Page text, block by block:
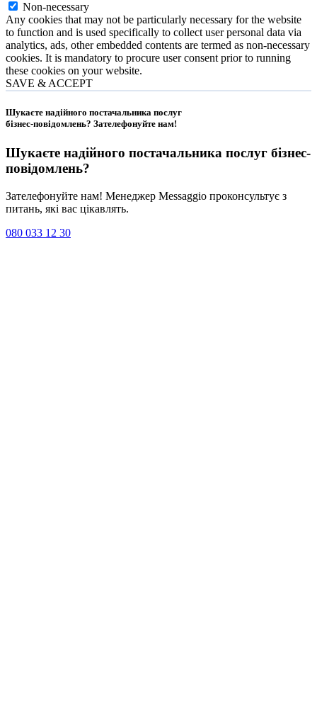
Non-necessary
Any cookies that may not be particularly necessary for the website
to function and is used specifically to collect user personal data via
analytics, ads, other embedded contents are termed as non-necessary
cookies. It is mandatory to procure user consent prior to running
these cookies on your website.
SAVE & ACCEPT
Шукаєте надійного постачальника послуг
бізнес-повідомлень? Зателефонуйте нам!
Шукаєте надійного постачальника послуг бізнес-
повідомлень?
Зателефонуйте нам! Менеджер Messaggio проконсультує з
питань, які вас цікавлять.
080 033 12 30